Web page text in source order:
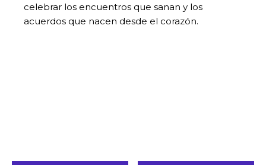
celebrar los encuentros que sanan y los
acuerdos que nacen desde el corazón.